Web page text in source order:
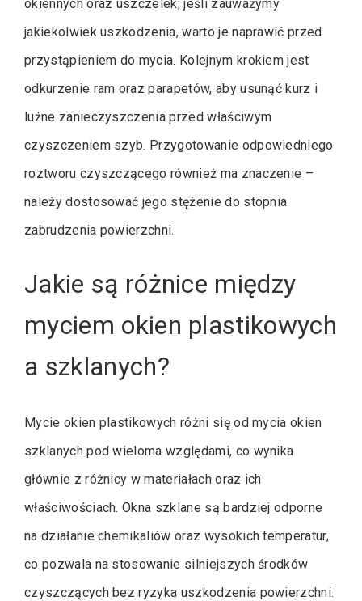
okiennych oraz uszczelek; jeśli zauważymy
jakiekolwiek uszkodzenia, warto je naprawić przed
przystąpieniem do mycia. Kolejnym krokiem jest
odkurzenie ram oraz parapetów, aby usunąć kurz i
luźne zanieczyszczenia przed właściwym
czyszczeniem szyb. Przygotowanie odpowiedniego
roztworu czyszczącego również ma znaczenie –
należy dostosować jego stężenie do stopnia
zabrudzenia powierzchni.
Jakie są różnice między
myciem okien plastikowych
a szklanych?
Mycie okien plastikowych różni się od mycia okien
szklanych pod wieloma względami, co wynika
głównie z różnicy w materiałach oraz ich
właściwościach. Okna szklane są bardziej odporne
na działanie chemikaliów oraz wysokich temperatur,
co pozwala na stosowanie silniejszych środków
czyszczących bez ryzyka uszkodzenia powierzchni.